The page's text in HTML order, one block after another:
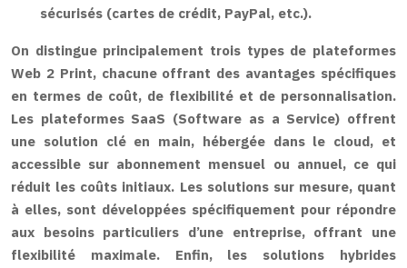
sécurisés (cartes de crédit, PayPal, etc.).
On distingue principalement trois types de plateformes
Web 2 Print, chacune offrant des avantages spécifiques
en termes de coût, de flexibilité et de personnalisation.
Les plateformes SaaS (Software as a Service) offrent
une solution clé en main, hébergée dans le cloud, et
accessible sur abonnement mensuel ou annuel, ce qui
réduit les coûts initiaux. Les solutions sur mesure, quant
à elles, sont développées spécifiquement pour répondre
aux besoins particuliers d’une entreprise, offrant une
flexibilité maximale. Enfin, les solutions hybrides